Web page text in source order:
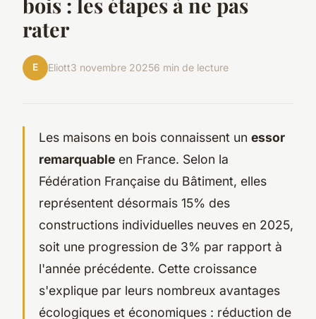
rater
E Eliott3 novembre 20256 min de lecture
Les maisons en bois connaissent un essor
remarquable en France. Selon la
Fédération Française du Bâtiment, elles
représentent désormais 15% des
constructions individuelles neuves en 2025,
soit une progression de 3% par rapport à
l'année précédente. Cette croissance
s'explique par leurs nombreux avantages
écologiques et économiques : réduction de